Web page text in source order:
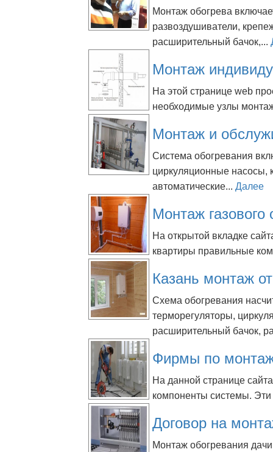
Монтаж обогрева
развоздушиватели,
расширительный бачок,...
Монтаж
На этой странице web
необходимые узлы
Монтаж и
Система обогревания
циркуляционные насосы,
автоматические... Далее
Монтаж газового
На открытой вкладке
квартиры правильные
Казань монтаж
Схема обогревания
терморегуляторы,
расширительный бачок,
Фирмы по
На данной странице
компоненты системы.
Договор на
Монтаж обогревания